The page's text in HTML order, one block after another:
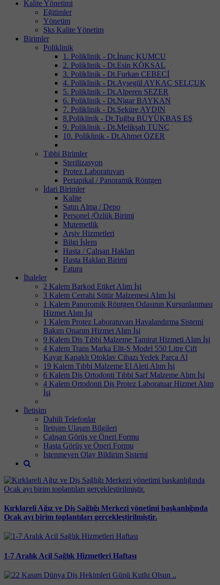
Kalite Yönetimi
Eğitimler
Yönetim
Sks Kalite Yönetim
Birimler
Poliklinik
1. Poliklinik - Dt.İnanç KUMCU
2. Poliklinik - Dt.Esin KÖKSAL
3. Poliklinik - Dt.Furkan CEBECİ
4. Poliklinik - Dt.Ayşegül AYKAÇ SELÇUK
5. Poliklinik - Dt.Alperen SEZER
6. Poliklinik - Dt.Nigar BAYKAN
7. Poliklinik - Dt.Şeküre AYDIN
8.Poliklinik - Dt.Tuğba BÜYÜKBAŞ EŞ
9. Poliklinik - Dt.Melikşah TUNÇ
10. Poliklinik - Dt.Ahmet ÖZER
Tıbbi Birimler
Sterilizasyon
Protez Laboratuvarı
Periapikal / Panoramik Röntgen
İdari Birimler
Kalite
Satın Alma / Depo
Personel /Özlük Birimi
Mutemetlik
Arşiv Hizmetleri
Bilgi İşlem
Hasta / Çalışan Hakları
Hasta Hakları Birimi
Fatura
İhaleler
2 Kalem Barkod Etiket Alım İşi
3 Kalem Cerrahi Sütür Malzemesi Alım İşi
1 Kalem Panoromik Röntgen Odasının Kurşunlanması
Hizmet Alım İşi
1 Kalem Protez Laboratuvarı Havalandırma Sistemi
Bakım Onarım Hizmet Alım İşi
9 Kalem Diş Tıbbi Malzeme Tamirat Hizmeti Alım İşi
4 Kalem Trans Marka Elit-S Model 550 Litre Çift
Kayar Kapaklı Otoklav Cihazı Yedek Parça Al
19 Kalem Tıbbi Malzeme El Aleti Alım İşi
6 Kalem Diş Ortodonti Tıbbi Sarf Malzeme Alım İşi
4 Kalem Ortodonti Diş Protez Laboratuar Hizmet Alım
İşi
İletişim
Dahili Telefonlar
İletişim Ulaşım Bilgileri
Çalışan Görüş ve Öneri Formu
Hasta Görüş ve Öneri Formu
İstenmeyen Olay Bildirim Sistemi
Kırklareli Ağız ve Diş Sağlığı Merkezi yönetimi başkanlığında
Ocak ayı birim toplantıları gerçekleştirilmiştir.
1-7 Aralık Acil Sağlık Hizmetleri Haftası